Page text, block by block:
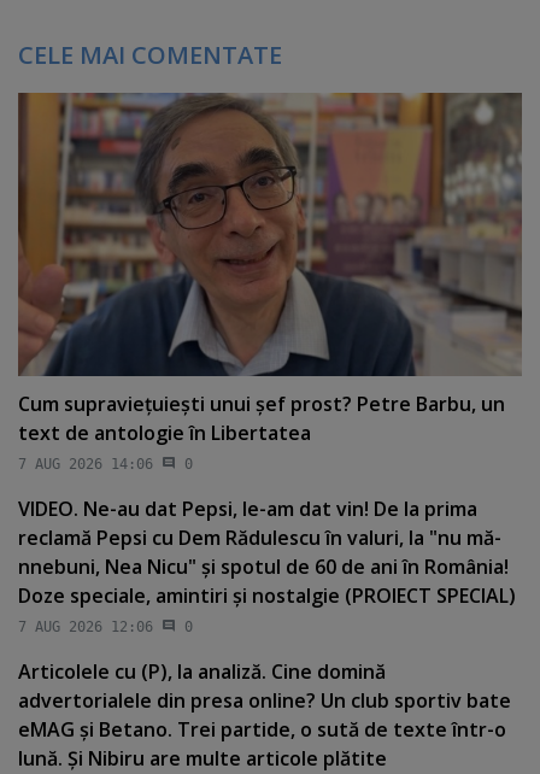
CELE MAI COMENTATE
Cum supravieţuieşti unui şef prost? Petre Barbu, un
text de antologie în Libertatea
7 AUG 2026 14:06 0
VIDEO. Ne-au dat Pepsi, le-am dat vin! De la prima
reclamă Pepsi cu Dem Rădulescu în valuri, la "nu mă-
nnebuni, Nea Nicu" şi spotul de 60 de ani în România!
Doze speciale, amintiri şi nostalgie (PROIECT SPECIAL)
7 AUG 2026 12:06 0
Articolele cu (P), la analiză. Cine domină
advertorialele din presa online? Un club sportiv bate
eMAG şi Betano. Trei partide, o sută de texte într-o
lună. Şi Nibiru are multe articole plătite